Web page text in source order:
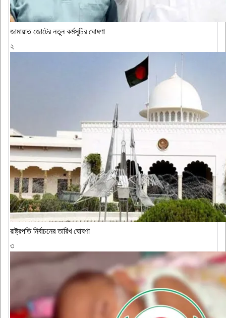
জামায়াত জোটের নতুন কর্মসূচির ঘোষণা
২
রাষ্ট্রপতি নির্বাচনের তারিখ ঘোষণা
৩